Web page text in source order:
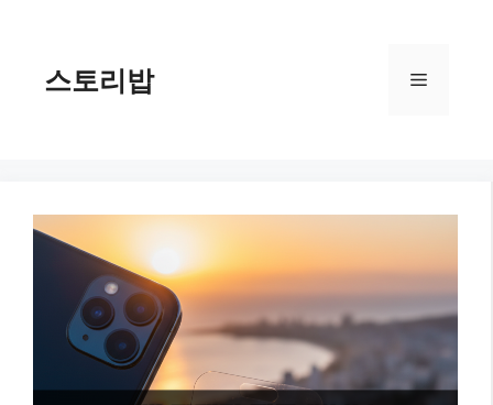
스토리밥 메